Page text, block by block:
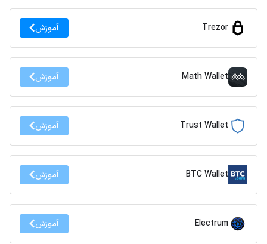
Trezor آموزش
Math Wallet آموزش
Trust Wallet آموزش
BTC Wallet آموزش
Electrum آموزش